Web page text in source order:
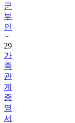
군
부
인
29
가
족
관
계
증
명
서